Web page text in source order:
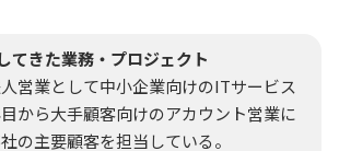
てきた業務・プロジェクト
営業として中小企業向けのITサービス
から大手顧客向けのアカウント営業に
の主要顧客を担当している。